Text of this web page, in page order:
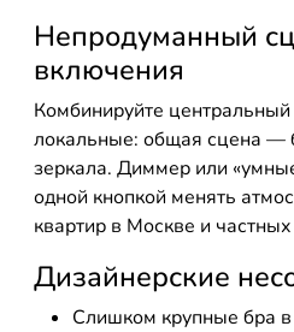
Непродуманный
включения
Комбинируйте
локальные: общая сцена —
зеркала. Диммер или
одной кнопкой менять
квартир в Москве и
Дизайнерские
Слишком крупные бра